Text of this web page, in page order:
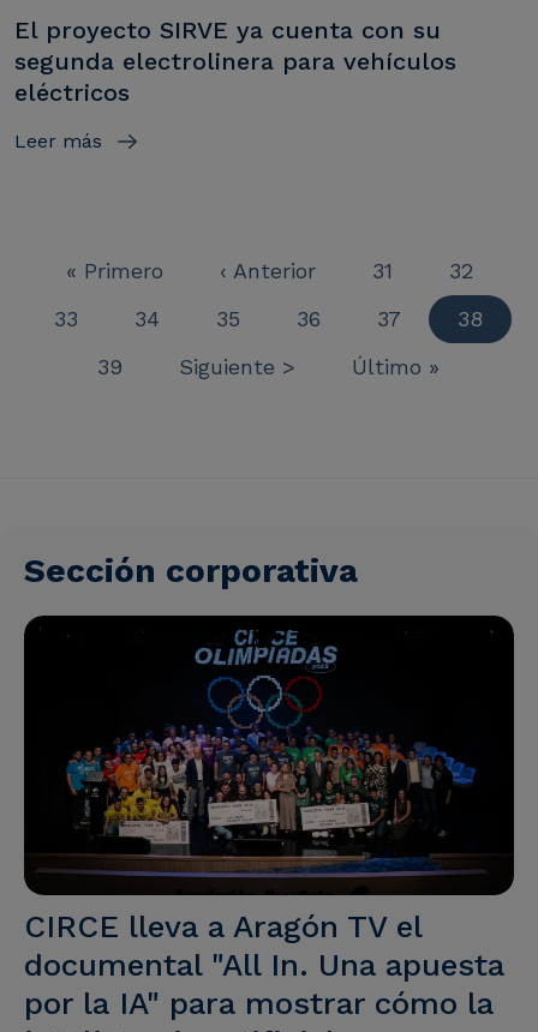
El proyecto SIRVE ya cuenta con su
segunda electrolinera para vehículos
eléctricos
Leer más
Primera página
« Primero Página anterior
‹ Anterior Página
31 Página
32
Página
33 Página
34 Página
35 Página
36 Página
37 Página
38
Página
39 Siguiente página
Siguiente > Última página
Último »
Sección corporativa
CIRCE lleva a Aragón TV el
documental "All In. Una apuesta
por la IA" para mostrar cómo la